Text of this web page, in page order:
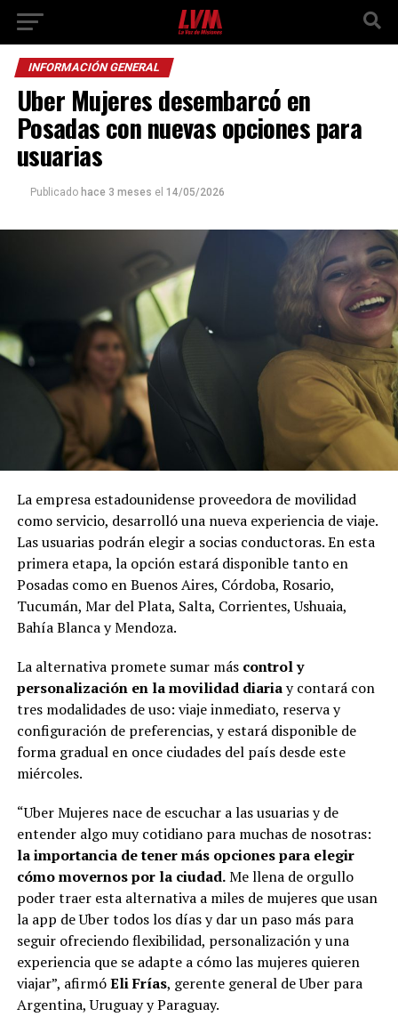
INFORMACIÓN GENERAL
Uber Mujeres desembarcó en
Posadas con nuevas opciones para
usuarias
Publicado hace 3 meses el 14/05/2026
La empresa estadounidense proveedora de movilidad
como servicio, desarrolló una nueva experiencia de viaje.
Las usuarias podrán elegir a socias conductoras. En esta
primera etapa, la opción estará disponible tanto en
Posadas como en Buenos Aires, Córdoba, Rosario,
Tucumán, Mar del Plata, Salta, Corrientes, Ushuaia,
Bahía Blanca y Mendoza.
La alternativa promete sumar máscontrol y
personalización en la movilidad diariay contará con
tres modalidades de uso: viaje inmediato, reserva y
configuración de preferencias, y estará disponible de
forma gradual en once ciudades del país desde este
miércoles.
“Uber Mujeres nace de escuchar a las usuarias y de
entender algo muy cotidiano para muchas de nosotras:
la importancia de tener más opciones para elegir
cómo movernos por la ciudad.Me llena de orgullo
poder traer esta alternativa a miles de mujeres que usan
la app de Uber todos los días y dar un paso más para
seguir ofreciendo flexibilidad, personalización y una
experiencia que se adapte a cómo las mujeres quieren
viajar”, afirmóEli Frías, gerente general de Uber para
Argentina, Uruguay y Paraguay.